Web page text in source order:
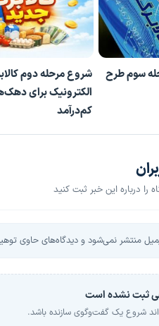
سوم طرح
شروع مرحله دوم
الکترونیک برای
کم‌درآمد
را درباره این خبر ثبت کنید
منتشر نمی‌شود و دیدگاه‌های حاوی
ثبت نشده است
شروع یک گفت‌وگوی سازنده باشد.